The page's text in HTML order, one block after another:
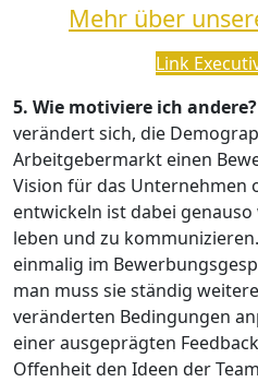
Mehr über
Link
5. Wie motiviere ich andere?
verändert sich, die
Arbeitgebermarkt einen
Vision für das Unternehmen
entwickeln ist dabei
leben und zu
einmalig im
man muss sie ständig
veränderten Bedingungen
einer ausgeprägten
Offenheit den Ideen der